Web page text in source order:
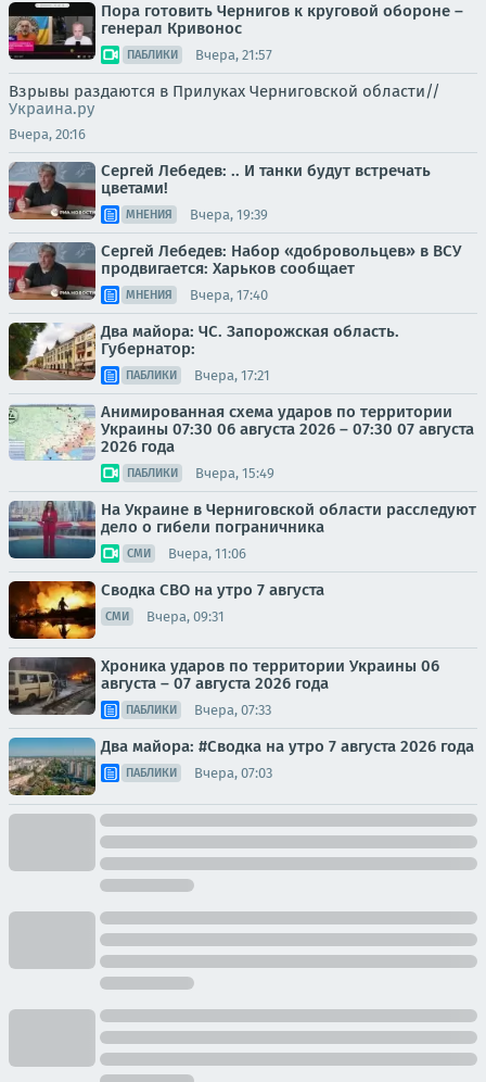
Пора готовить Чернигов к круговой обороне –
генерал Кривонос
ПАБЛИКИ Вчера, 21:57
Взрывы раздаются в Прилуках Черниговской области//
Украина.ру
Вчера, 20:16
Сергей Лебедев: .. И танки будут встречать
цветами!
МНЕНИЯ Вчера, 19:39
Сергей Лебедев: Набор «добровольцев» в ВСУ
продвигается: Харьков сообщает
МНЕНИЯ Вчера, 17:40
Два майора: ЧС. Запорожская область.
Губернатор:
ПАБЛИКИ Вчера, 17:21
Анимированная схема ударов по территории
Украины 07:30 06 августа 2026 – 07:30 07 августа
2026 года
ПАБЛИКИ Вчера, 15:49
На Украине в Черниговской области расследуют
дело о гибели пограничника
СМИ Вчера, 11:06
Сводка СВО на утро 7 августа
СМИ Вчера, 09:31
Хроника ударов по территории Украины 06
августа – 07 августа 2026 года
ПАБЛИКИ Вчера, 07:33
Два майора: #Сводка на утро 7 августа 2026 года
ПАБЛИКИ Вчера, 07:03